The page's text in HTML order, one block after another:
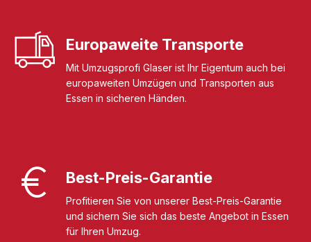
Europaweite Transporte
Mit Umzugsprofi Glaser ist Ihr Eigentum auch bei
europaweiten Umzügen und Transporten aus
Essen in sicheren Händen.
Best-Preis-Garantie
Profitieren Sie von unserer Best-Preis-Garantie
und sichern Sie sich das beste Angebot in Essen
für Ihren Umzug.